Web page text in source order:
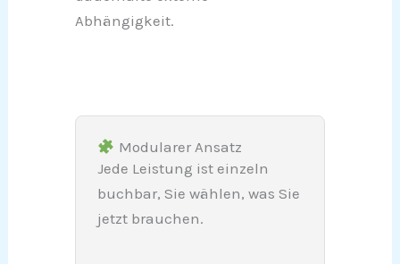
Abhängigkeit.
Modularer Ansatz
Jede Leistung ist einzeln
buchbar, Sie wählen, was Sie
jetzt brauchen.